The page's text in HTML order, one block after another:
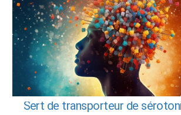
Sert de transporteur de